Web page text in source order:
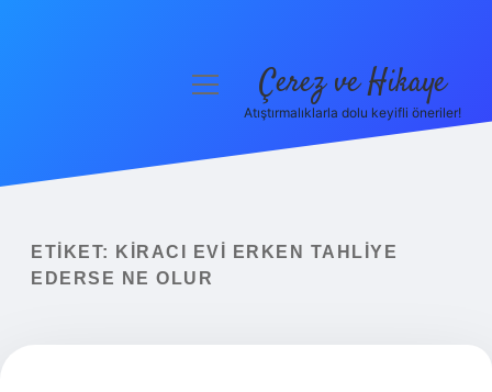
Yasal Uyarı
menüyü Çerez ve Hikaye
Atıştırmalıklarla dolu keyifli öneriler!
ETIKET:
KIRACI EVI ERKEN TAHLIYE
EDERSE NE OLUR